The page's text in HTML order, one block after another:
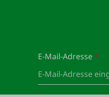
E-Mail-Adresse*